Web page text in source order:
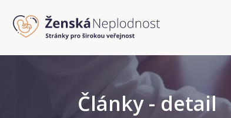
Články - detail